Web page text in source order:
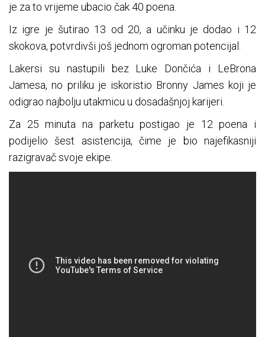
je za to vrijeme ubacio čak 40 poena.
Iz igre je šutirao 13 od 20, a učinku je dodao i 12
skokova, potvrdivši još jednom ogroman potencijal.
Lakersi su nastupili bez Luke Dončića i LeBrona
Jamesa, no priliku je iskoristio Bronny James koji je
odigrao najbolju utakmicu u dosadašnjoj karijeri.
Za 25 minuta na parketu postigao je 12 poena i
podijelio šest asistencija, čime je bio najefikasniji
razigravač svoje ekipe.